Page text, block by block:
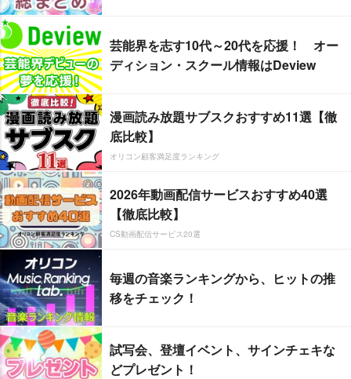
芸能界を志す10代～20代を応援！ オー
ディション・スクール情報はDeview
漫画読み放題サブスクおすすめ11選【徹
底比較】
オリコン顧客満足度ランキング
2026年動画配信サービスおすすめ40選
【徹底比較】
CS動画配信サービス20選
毎週の音楽ランキングから、ヒットの推
移をチェック！
試写会、登壇イベント、サインチェキな
どプレゼント！